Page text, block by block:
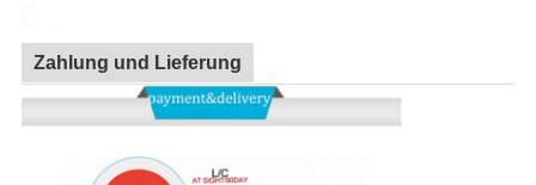
Zahlung und Lieferung